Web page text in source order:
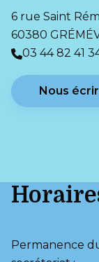
6 rue Saint
60380
03 44 82 41
Nous
Permanence